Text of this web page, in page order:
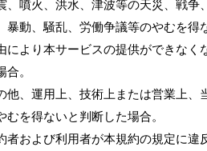
、噴火、洪水、津波等の天災、戦争
暴動、騒乱、労働争議等のやむを得
により本サービスの提供ができなく
合。
他、運用上、技術上または営業上、
むを得ないと判断した場合。
者および利用者が本規約の規定に違